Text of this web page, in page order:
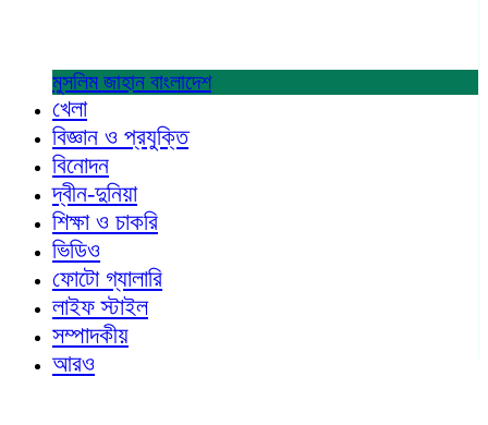
মুসলিম জাহান বাংলাদেশ
খেলা
বিজ্ঞান ও প্রযুক্তি
বিনোদন
দ্বীন-দুনিয়া
শিক্ষা ও চাকরি
ভিডিও
ফোটো গ্যালারি
লাইফ স্টাইল
সম্পাদকীয়
আরও